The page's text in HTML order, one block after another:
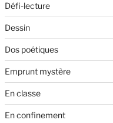
Défi-lecture
Dessin
Dos poétiques
Emprunt mystère
En classe
En confinement